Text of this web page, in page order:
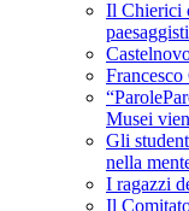
Il Chierici
Musei
Gli
nella
I ragazzi
Il